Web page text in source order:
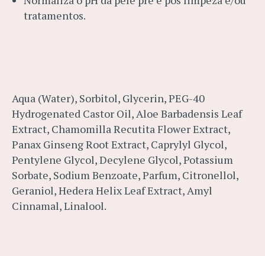
tratamentos.
Aqua (Water), Sorbitol, Glycerin, PEG-40
Hydrogenated Castor Oil, Aloe Barbadensis Leaf
Extract, Chamomilla Recutita Flower Extract,
Panax Ginseng Root Extract, Caprylyl Glycol,
Pentylene Glycol, Decylene Glycol, Potassium
Sorbate, Sodium Benzoate, Parfum, Citronellol,
Geraniol, Hedera Helix Leaf Extract, Amyl
Cinnamal, Linalool.